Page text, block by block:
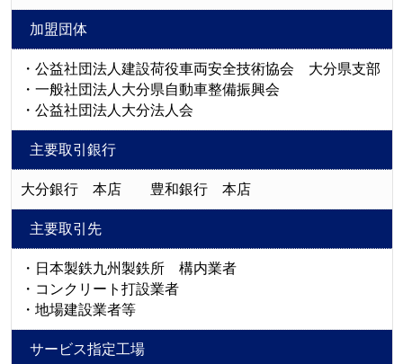
加盟団体
・公益社団法人建設荷役車両安全技術協会 大分県支部
・一般社団法人大分県自動車整備振興会
・公益社団法人大分法人会
主要取引銀行
大分銀行 本店 豊和銀行 本店
主要取引先
・日本製鉄九州製鉄所 構内業者
・コンクリート打設業者
・地場建設業者等
サービス指定工場